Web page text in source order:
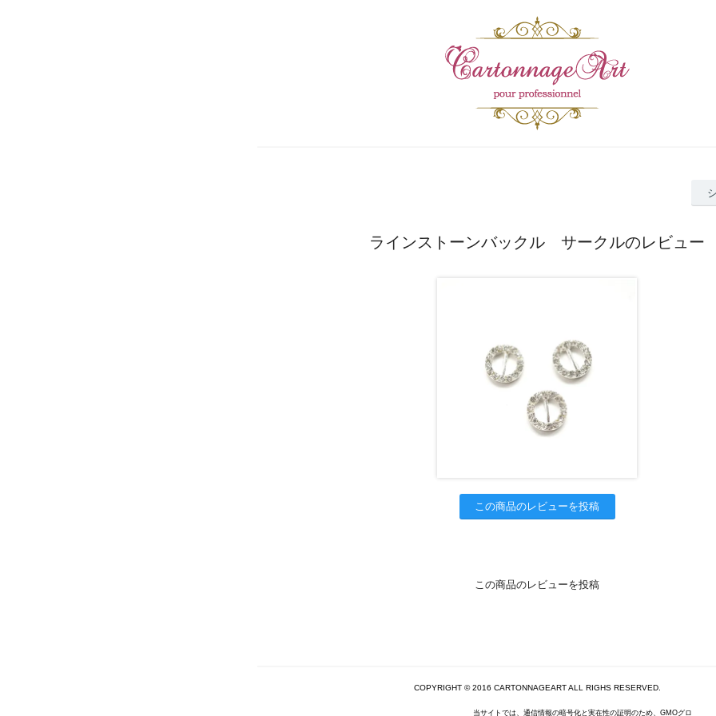
ラインストーンバックル サークルのレビュー
この商品のレビューを投稿
この商品のレビューを投稿
COPYRIGHT © 2016 CARTONNAGEART ALL RIGHS RESERVED.
当サイトでは、通信情報の暗号化と実在性の証明のため、GMOグロ